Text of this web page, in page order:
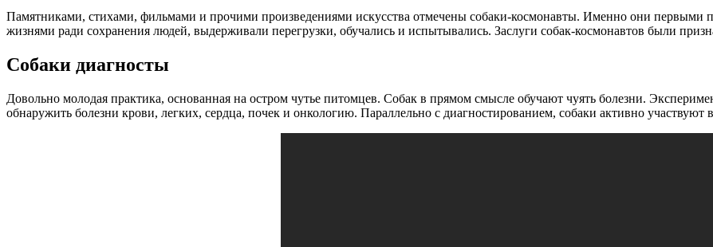
Памятниками, стихами, фильмами и прочими произведениями искусства отмечены собаки-космонавты. Именно они первыми
жизнями ради сохранения людей, выдерживали перегрузки, обучались и испытывались. Заслуги собак-космонавтов были
Собаки диагносты
Довольно молодая практика, основанная на остром чутье питомцев. Собак в прямом смысле обучают чуять болезни.
обнаружить болезни крови, легких, сердца, почек и онкологию. Параллельно с диагностированием, собаки активно участвуют